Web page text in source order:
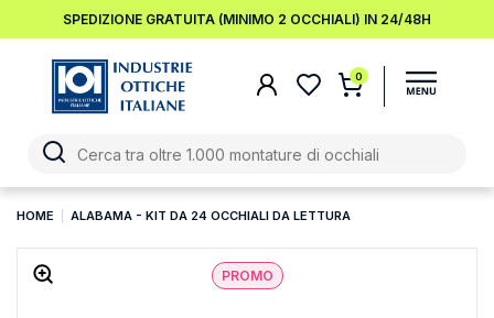
SPEDIZIONE GRATUITA (MINIMO 2 OCCHIALI) IN 24/48H
0
HOME ALABAMA - KIT DA 24 OCCHIALI DA LETTURA
PROMO